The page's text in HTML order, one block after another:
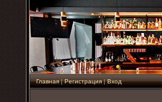
Главная|Регистрация|Вход